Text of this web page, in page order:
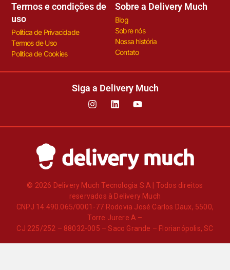
Termos e condições de
uso
Política de Privacidade
Termos de Uso
Política de Cookies
Sobre a Delivery Much
Blog
Sobre nós
Nossa história
Contato
Siga a Delivery Much
© 2026 Delivery Much Tecnologia S.A | Todos direitos
reservados à Delivery Much
CNPJ 14.490.065/0001-77 Rodovia José Carlos Daux, 5500,
Torre Jurere A –
CJ 225/252 – 88032-005 – Saco Grande – Florianópolis, SC